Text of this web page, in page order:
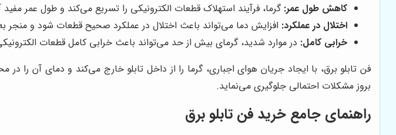
کاهش طول عمر: گرما، فرآیند استهلاک قطعات الکترونیکی را تسریع می‌کند و طول عمر
اختلال در عملکرد: افزایش دما می‌تواند باعث اختلال در عملکرد صحیح قطعات شود و منجر
خرابی کامل: در موارد شدید، گرمای بیش از حد می‌تواند باعث خرابی کامل قطعات
فن تابلو برق، با ایجاد جریان هوای اجباری، گرما را از داخل تابلو خارج می‌کند و دمای آن را
بروز مشکلات احتمالی جلوگیری می‌نماید.
راهنمای جامع خرید فن تابلو برق